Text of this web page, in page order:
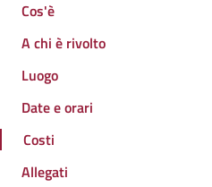
Cos'è
A chi è rivolto
Luogo
Date e orari
Costi
Allegati